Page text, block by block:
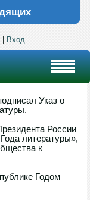
Вход
Указ о
России
литературы»,
к
Годом